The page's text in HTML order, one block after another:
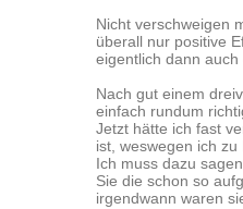
Nicht verschweigen
überall nur positive
eigentlich dann
Nach gut einem
einfach rundum
Jetzt hätte ich fast
ist, weswegen ich
Ich muss dazu
Sie die schon so
irgendwann waren